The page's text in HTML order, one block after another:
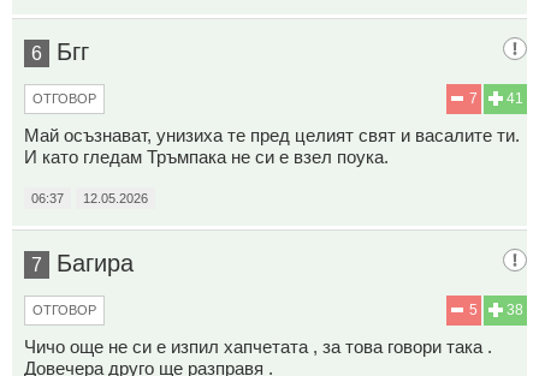
6 Бгг
41
7
ОТГОВОР
Май осъзнават, унизиха те пред целият свят и васалите ти.
И като гледам Тръмпака не си е взел поука.
06:37 12.05.2026
7 Багира
38
5
ОТГОВОР
Чичо още не си е изпил хапчетата , за това говори така .
Довечера друго ще разправя .